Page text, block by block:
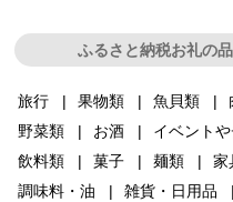
ふるさと納税お礼の
旅行 果物類 魚貝類
野菜類
お酒 イベント
飲料類
菓子 麺類 家
調味料・油
雑貨・日用品